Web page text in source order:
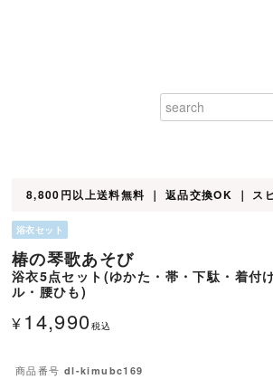
8,800円以上送料無料 ｜ 返品交換OK ｜ ス
浴衣セット
浴衣5点セット(ゆかた・帯・下駄・着付
ル・腰ひも)
椿の琴歌あそび
¥ 14,990税込
商品番号 dl-kimubc169